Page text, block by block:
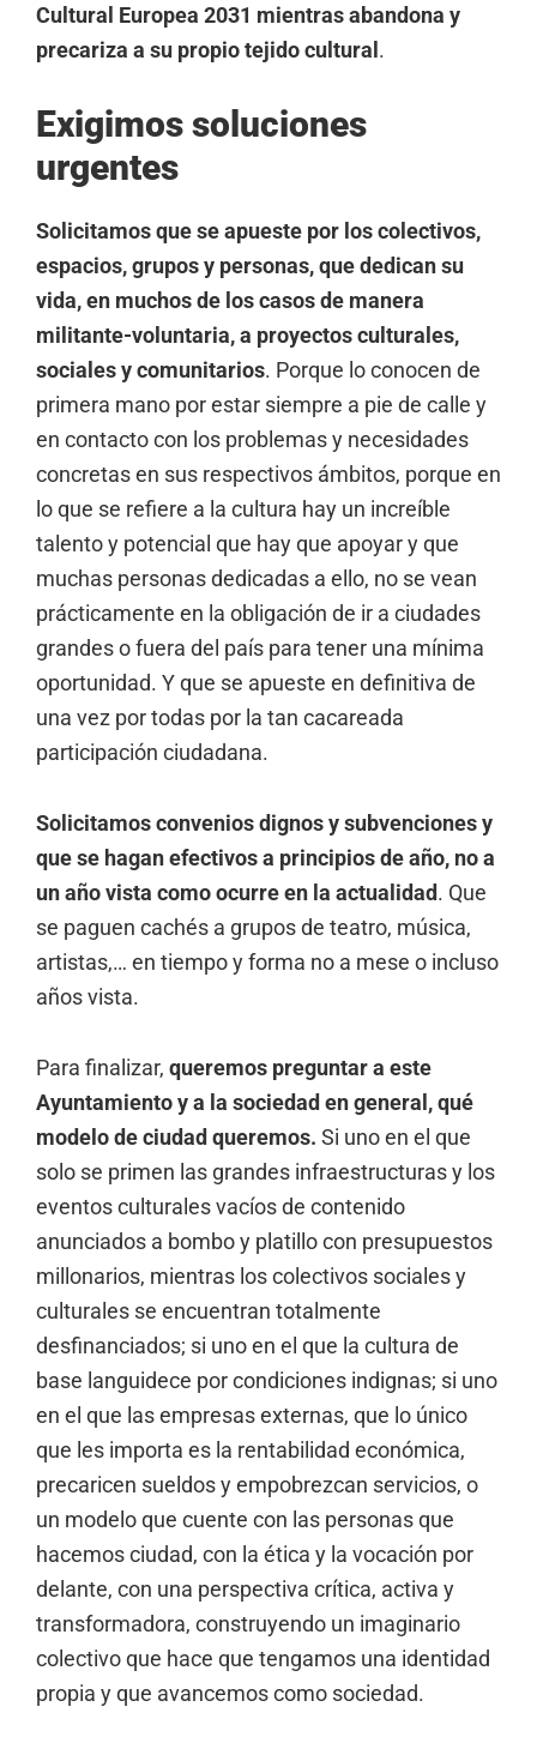
Cultural Europea 2031 mientras abandona y
precariza a su propio tejido cultural.
Exigimos soluciones
urgentes
Solicitamos que se apueste por los colectivos,
espacios, grupos y personas, que dedican su
vida, en muchos de los casos de manera
militante-voluntaria, a proyectos culturales,
sociales y comunitarios. Porque lo conocen de
primera mano por estar siempre a pie de calle y
en contacto con los problemas y necesidades
concretas en sus respectivos ámbitos, porque en
lo que se refiere a la cultura hay un increíble
talento y potencial que hay que apoyar y que
muchas personas dedicadas a ello, no se vean
prácticamente en la obligación de ir a ciudades
grandes o fuera del país para tener una mínima
oportunidad. Y que se apueste en definitiva de
una vez por todas por la tan cacareada
participación ciudadana.
Solicitamos convenios dignos y subvenciones y
que se hagan efectivos a principios de año, no a
un año vista como ocurre en la actualidad. Que
se paguen cachés a grupos de teatro, música,
artistas,… en tiempo y forma no a mese o incluso
años vista.
Para finalizar, queremos preguntar a este
Ayuntamiento y a la sociedad en general, qué
modelo de ciudad queremos. Si uno en el que
solo se primen las grandes infraestructuras y los
eventos culturales vacíos de contenido
anunciados a bombo y platillo con presupuestos
millonarios, mientras los colectivos sociales y
culturales se encuentran totalmente
desfinanciados; si uno en el que la cultura de
base languidece por condiciones indignas; si uno
en el que las empresas externas, que lo único
que les importa es la rentabilidad económica,
precaricen sueldos y empobrezcan servicios, o
un modelo que cuente con las personas que
hacemos ciudad, con la ética y la vocación por
delante, con una perspectiva crítica, activa y
transformadora, construyendo un imaginario
colectivo que hace que tengamos una identidad
propia y que avancemos como sociedad.